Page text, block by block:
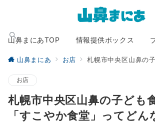
山鼻まにあTOP 情報提供ボックス
山鼻まにあ お店 札幌市中央区山鼻の子ども食堂も行う「す
お店
札幌市中央区山鼻の子ども
「すこやか食堂」ってどん